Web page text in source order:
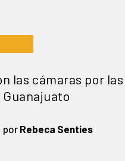
las cámaras por
Guanajuato
por Rebeca Senties